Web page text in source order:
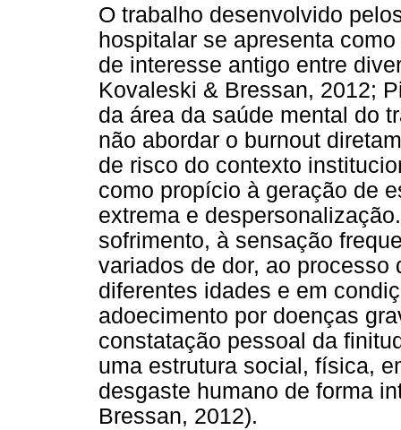
O trabalho desenvolvido
hospitalar se apresenta
de interesse antigo entre
Kovaleski & Bressan, 2012;
da área da saúde mental do
não abordar o burnout
de risco do contexto
como propício à geração de
extrema e
sofrimento, à sensação
variados de dor, ao processo
diferentes idades e em
adoecimento por doenças
constatação pessoal da
uma estrutura social, física,
desgaste humano de forma
Bressan, 2012).